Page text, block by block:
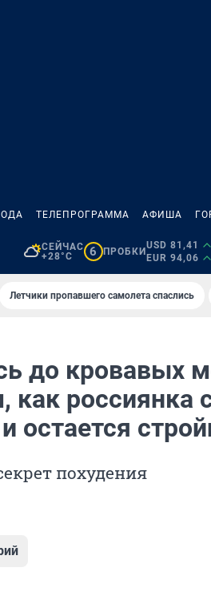
ТЕЛЕПРОГРАММА АФИША
СЕЙЧАС
+28°C
6 ПРОБКИ
USD 81,41
EUR 94,06
Летчики пропавшего самолета спаслись
до кровавых
как россиянка
остается
похудения